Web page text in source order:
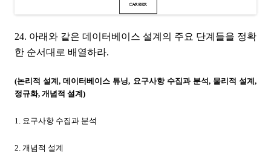
24. 아래와 같은 데이터베이스 설계의 주요 단계들을 정확
한 순서대로 배열하라.
(논리적 설계, 데이터베이스 튜닝, 요구사항 수집과 분석, 물리적 설계,
정규화, 개념적 설계)
1. 요구사항 수집과 분석
2. 개념적 설계